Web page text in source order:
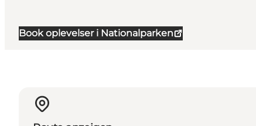
Book oplevelser i Nationalparken